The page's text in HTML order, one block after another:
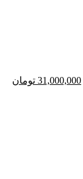
31,000,000 تومان